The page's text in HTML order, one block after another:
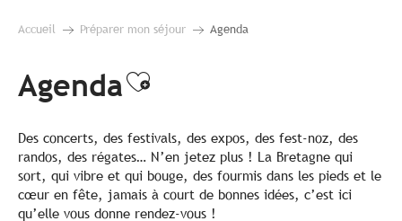
Accueil Préparer mon séjour Agenda
AgendaAjouter aux favoris
Des concerts, des festivals, des expos, des fest-noz, des
randos, des régates… N’en jetez plus ! La Bretagne qui
sort, qui vibre et qui bouge, des fourmis dans les pieds et le
cœur en fête, jamais à court de bonnes idées, c’est ici
qu’elle vous donne rendez-vous !